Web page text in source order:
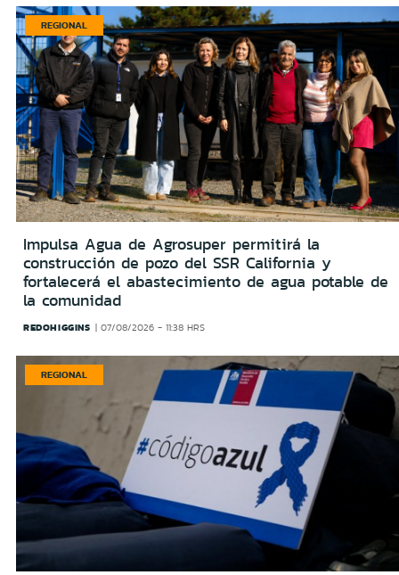
REGIONAL
Impulsa Agua de Agrosuper permitirá la
construcción de pozo del SSR California y
fortalecerá el abastecimiento de agua potable de
la comunidad
REDOHIGGINS 07/08/2026 - 11:38 HRS
REGIONAL